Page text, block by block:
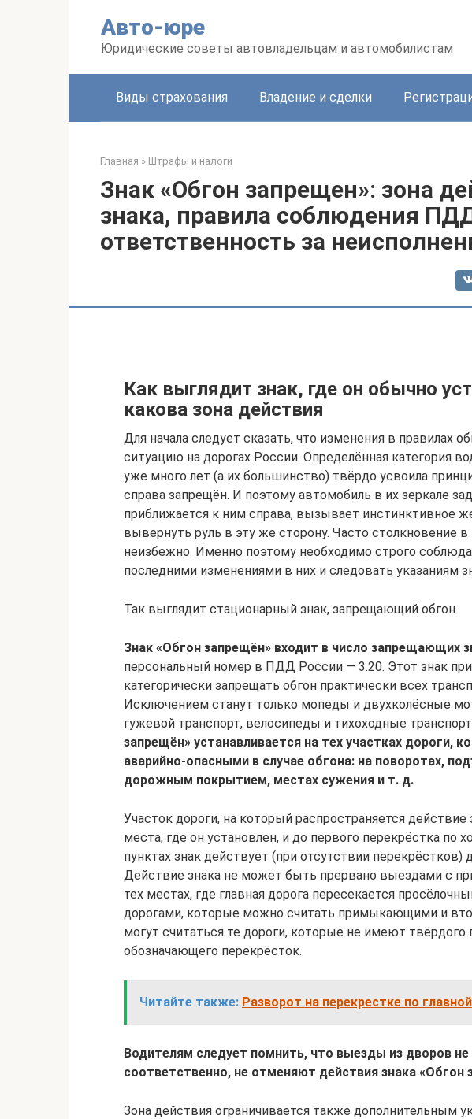
Авто-юре
Юридические советы автовладельцам и автомобилистам
Виды страхования Владение и сделки
Главная » Штрафы и налоги
Знак «Обгон запрещен»: зона
знака, правила соблюдения
ответственность за
Как выглядит знак, где он обычно
какова зона действия
Для начала следует сказать, что изменения в правилах
ситуацию на дорогах России. Определённая категория
уже много лет (а их большинство) твёрдо усвоила
справа запрещён. И поэтому автомобиль в их зеркале
приближается к ним справа, вызывает инстинктивное
вывернуть руль в эту же сторону. Часто столкновение
неизбежно. Именно поэтому необходимо строго
последними изменениями в них и следовать указаниям
Так выглядит стационарный знак, запрещающий обгон
Знак «Обгон запрещён» входит в число запрещающих
персональный номер в ПДД России — 3.20. Этот знак
категорически запрещать обгон практически всех
Исключением станут только мопеды и двухколёсные
гужевой транспорт, велосипеды и тихоходные
запрещён» устанавливается на тех участках дороги,
аварийно-опасными в случае обгона: на поворотах,
дорожным покрытием, местах сужения и т. д.
Участок дороги, на который распространяется действие
места, где он установлен, и до первого перекрёстка по
пунктах знак действует (при отсутствии перекрёстков)
Действие знака не может быть прервано выездами с
тех местах, где главная дорога пересекается
дорогами, которые можно считать примыкающими и
могут считаться те дороги, которые не имеют твёрдого
обозначающего перекрёсток.
Читайте также: Разворот на перекрестке по
Водителям следует помнить, что выезды из дворов
соответственно, не отменяют действия знака «Обгон
Зона действия ограничивается также дополнительным